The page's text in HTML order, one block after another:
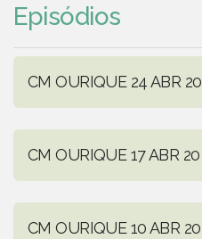
Episódios
CM OURIQUE 24 ABR 20
CM OURIQUE 17 ABR 20
CM OURIQUE 10 ABR 20